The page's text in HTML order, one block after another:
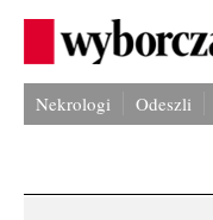
Nekrologi Odeszli